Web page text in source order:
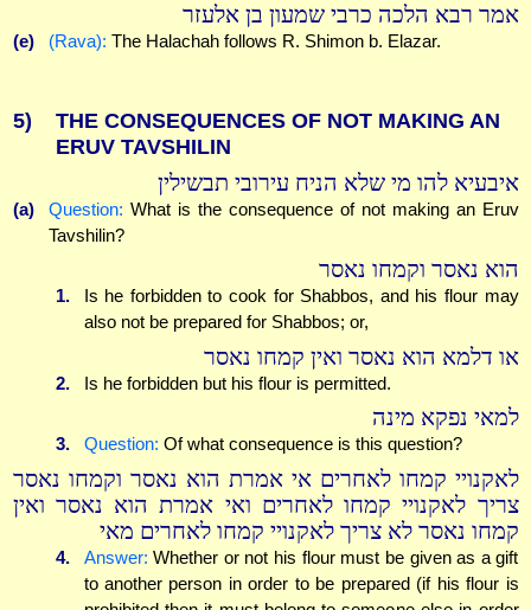
אמר רבא הלכה כרבי שמעון בן אלעזר
(e) (Rava): The Halachah follows R. Shimon b. Elazar.
5)
THE CONSEQUENCES OF NOT MAKING AN
ERUV TAVSHILIN
איבעיא להו מי שלא הניח עירובי תבשילין
(a) Question: What is the consequence of not making an Eruv
Tavshilin?
הוא נאסר וקמחו נאסר
1.
Is he forbidden to cook for Shabbos, and his flour may
also not be prepared for Shabbos; or,
או דלמא הוא נאסר ואין קמחו נאסר
2. Is he forbidden but his flour is permitted.
למאי נפקא מינה
3. Question: Of what consequence is this question?
לאקנויי קמחו לאחרים אי אמרת הוא נאסר וקמחו נאסר
צריך לאקנויי קמחו לאחרים ואי אמרת הוא נאסר ואין
קמחו נאסר לא צריך לאקנויי קמחו לאחרים מאי
4. Answer: Whether or not his flour must be given as a gift
to another person in order to be prepared (if his flour is